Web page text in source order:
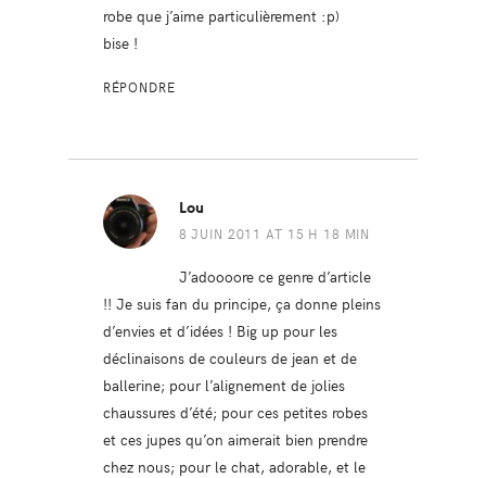
robe que j’aime particulièrement :p)
bise !
RÉPONDRE
Lou
8 JUIN 2011 AT 15 H 18 MIN
J’adoooore ce genre d’article
!! Je suis fan du principe, ça donne pleins
d’envies et d’idées ! Big up pour les
déclinaisons de couleurs de jean et de
ballerine; pour l’alignement de jolies
chaussures d’été; pour ces petites robes
et ces jupes qu’on aimerait bien prendre
chez nous; pour le chat, adorable, et le